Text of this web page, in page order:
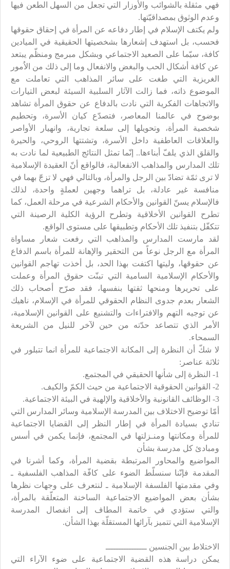
فهي مثقلة بالشوائب والأوزار التي تجعل من السهل الطعن فيها
وعدم الوثوق بمصداقيّتها.
ولم يكتف الإسلام في إطار دفاعه عن المرأة في إحقاق حقوقها
فحسب، بل استهدف إشعارها بشخصيتها الحقيقية في الميادين
كافة، سيّما على الصعيد الاجتماعي وبشكل مبرمج ومنظّم يبتعد
عن كافة أشكال الحب والبغض والانفعال وما إلى ذلك من الاُمور
الغريزية التي طغت على سائر المذاهب التي تعاملت مع
الموضوع ذاته، فما زالت الآثار السلبية السيئة لبعض التيارات
والاتجاهات الفكرية التي نادت بالدفاع عن حقوق المرأة تشاهد
بوضوح في عالمنا المعاصر، فتصدّع كيان الأسرة، وتحطيم
شخصية المرأة، وتحويلها إلى سلعة تجارية، وانهيار الأواصر
والعلاقات العاطفية داخل الأسرة، وتشتتها الروحي، والحيرة
والقلق الذي يلفّ أبناءها.. إنّما تمثل النتائج الطبيعية لما نادت به
تلك المدارس والمذاهب الانفعالية، فالواقع أنّ العقيدة الإسلامية
لا ترى ثمّة تضادّ بين الرجل والمرأة، وبالتالي فهي لا تزجّ بهما في
منافسة غير عادلة، بل تراهما وجهين لعملةٍ واحدة، لذلك
فالإسلام يسنّ القوانين والأحكام الشرعية في مرحلة العمل، كما
تطرح القوانين الأخلاقية وتطرح الرؤية الكلية الرصينة التي
تتكفّل بتنفيذ تلك الأحكام وتطبيقها على مستوى الواقع.
لقد مارست المدارس والمذاهب التي رفعت شعار مساواة
المرأة مع الرجل نوعاً من التحقير والإهانة للمرأة باسم الدفاع
عن حقوقها، وليتها اكتفت بهذا الحد، بل أخذت تهاجم القوانين
والأحكام الإسلامية السامية التي تبنّت حقوق المرأة وعملت
على تحريرها ومنحها ثقتها بنفسها، فقد صرّح أصحاب ذلك
الشعار بعدم جدوى النظام الحقوقي للمرأة في الإسلام، ناهيك
عن توجيه التهم والافتراءات والتشنيع على القوانين الإسلامية،
الأمر الذي تتصاعد حدّته من حين لآخر للنيل من الشريعة
السمحاء.
لا شكّ أن النظرة إلى المكانة الاجتماعية للمرأة انما تتبلور في
ثلاثة عناصر:
1- النظرة إلى شأنها الحقيقي في المجتمع.
2- القوانين الحقوقية الاجتماعية من حيث الكمّ والكيف.
3- الوظائف القانونية والأخلاقية والإلهية في البيئة الاجتماعية.
أمّا توضيح الاختلاف بين المدرسة الإسلامية وسائر المدارس التي
تنادي بسيادة المرأة في إطار النظر إلى القضايا الاجتماعية
للمرأة ومكانتها ومنـزلتها في المجتمع، فإنما يكمن في أسس
ومبادئ كل مدرسة بشأن
المواضيع والمحاور المرتبطة بقضية المرأة، وكما أشرنا في
المقدمة فإنّنا سنسلّط الضوء على كافّة المذاهب الفلسفية ـ
وفي مقدمتها الفلسفة الإسلامية ـ لنتعرف على وجهات نظرها
بشأن بعض المواضيع الاجتماعية الساخنة المتعلّقة بالمرأة،
والتي ستؤدي في خاتمة المطاف إلى انفصال المدرسة
الإسلامية التي تتميز بآرائها المستقلّة بهذا الشأن.
الاختلاط بين الجنسين ــــــــــــــــ
يمكن دراسة هذه القضية الاجتماعية على ضوء الآراء التي